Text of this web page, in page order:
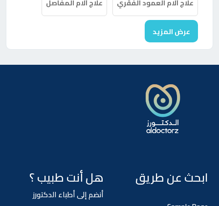
علاج آلام العمود الفقري علاج آلام المفاصل
عرض المزيد
ابحث عن طريق هل أنت طبيب ؟
أنضم إلى أطباء الدكتورز